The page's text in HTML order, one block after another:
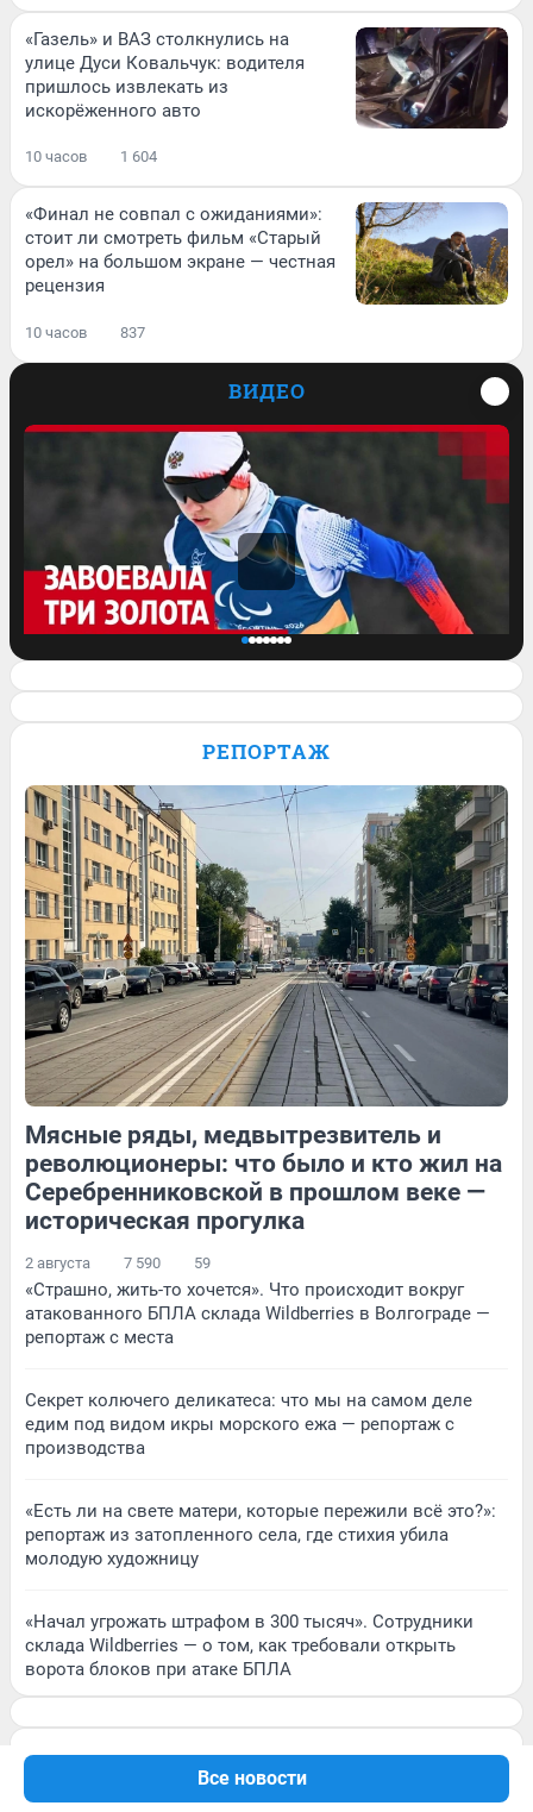
Все новости
«Газель» и ВАЗ столкнулись на
улице Дуси Ковальчук: водителя
пришлось извлекать из
искорёженного авто
10 часов 1 604
«Финал не совпал с ожиданиями»:
стоит ли смотреть фильм «Старый
орел» на большом экране — честная
рецензия
10 часов 837
ВИДЕО
Паралимпиаде: история сильной духом
17 Обсудить
126 1 19 Обсудить
129 Обсудить 19 Обсудить
РЕПОРТАЖ
Мясные ряды, медвытрезвитель и
революционеры: что было и кто жил на
Серебренниковской в прошлом веке —
историческая прогулка
2 августа 7 590 59
«Страшно, жить-то хочется». Что происходит вокруг
атакованного БПЛА склада Wildberries в Волгограде —
репортаж с места
Секрет колючего деликатеса: что мы на самом деле
едим под видом икры морского ежа — репортаж с
производства
«Есть ли на свете матери, которые пережили всё это?»:
репортаж из затопленного села, где стихия убила
молодую художницу
«Начал угрожать штрафом в 300 тысяч». Сотрудники
склада Wildberries — о том, как требовали открыть
ворота блоков при атаке БПЛА
Подписаться на новости